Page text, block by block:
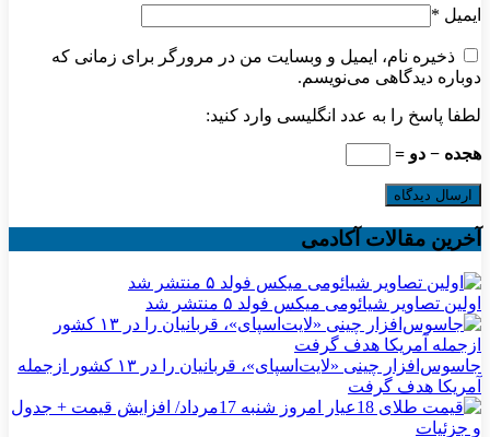
ایمیل *
ذخیره نام، ایمیل و وبسایت من در مرورگر برای زمانی که
دوباره دیدگاهی می‌نویسم.
لطفا پاسخ را به عدد انگلیسی وارد کنید:
هجده − دو =
آخرین مقالات آکادمی
اولین تصاویر شیائومی میکس فولد ۵ منتشر شد
جاسوس‌افزار چینی «لایت‌اسپای»، قربانیان را در ۱۳ کشور ازجمله
آمریکا هدف گرفت